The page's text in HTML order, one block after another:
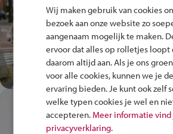
Test je
Fiets Veilig
Speel het Fiets
en win een
In de winkel
plek!
Wij maken gebruik van cookies
bezoek aan onze website zo
aangenaam mogelijk te maken.
ervoor dat alles op rolletjes loopt
daarom altijd aan. Als je ons
voor alle cookies, kunnen we je
ervaring bieden. Je kunt ook zelf
welke typen cookies je wel en
accepteren. Meer informatie vind
privacyverklaring.